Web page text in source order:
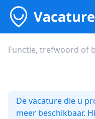
De vacature die u
meer beschikbaar.